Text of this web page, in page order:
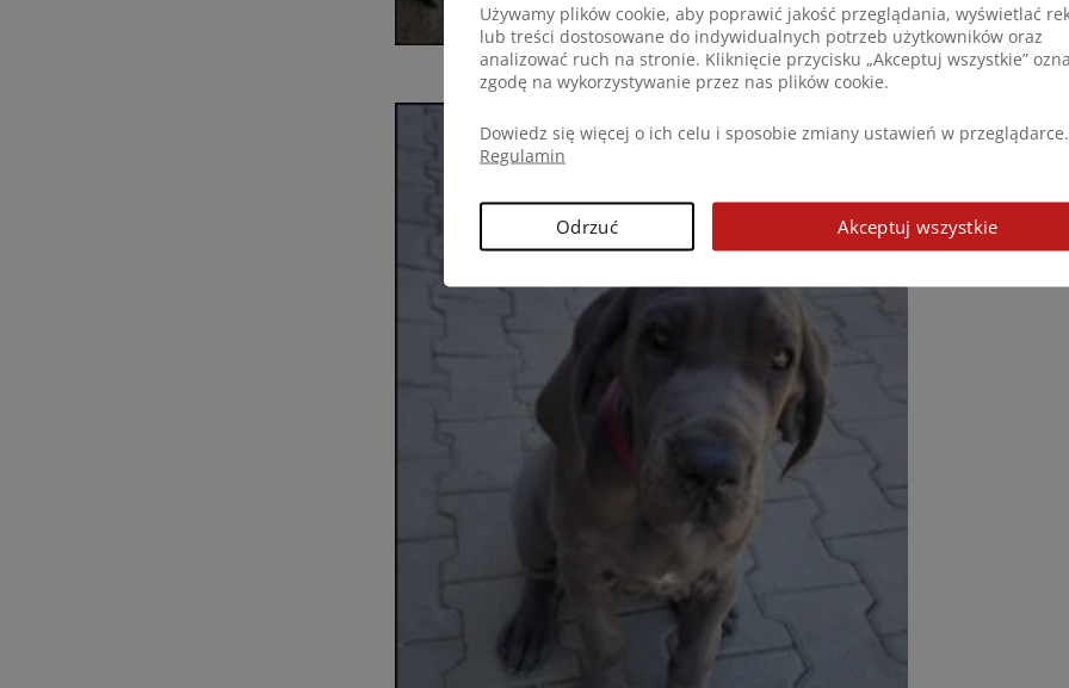
Używamy plików cookie, aby poprawić jakość przeglądania, wyświetlać
lub treści dostosowane do indywidualnych potrzeb użytkowników oraz
analizować ruch na stronie. Kliknięcie przycisku „Akceptuj wszystkie”
zgodę na wykorzystywanie przez nas plików cookie.
Dowiedz się więcej o ich celu i sposobie zmiany ustawień w przeglądarce.
Regulamin
Odrzuć Akceptuj wszystkie